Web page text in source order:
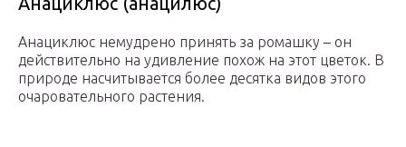
Анациклюс немудрено принять за ромашку – он
действительно на удивление похож на этот цветок. В
природе насчитывается более десятка видов этого
очаровательного растения.